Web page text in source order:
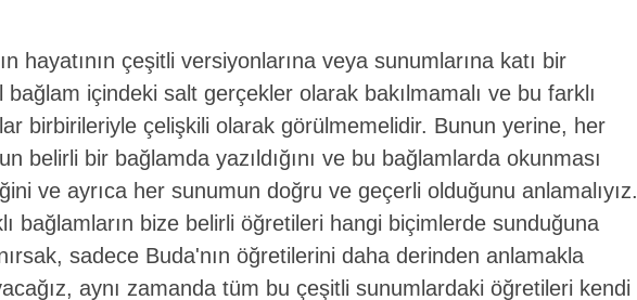
hayatının çeşitli versiyonlarına veya sunumlarına katı bir
bağlam içindeki salt gerçekler olarak bakılmamalı ve bu farklı
birbirileriyle çelişkili olarak görülmemelidir. Bunun yerine, her
belirli bir bağlamda yazıldığını ve bu bağlamlarda okunması
ve ayrıca her sunumun doğru ve geçerli olduğunu anlamalıyız.
bağlamların bize belirli öğretileri hangi biçimlerde sunduğuna
sadece Buda'nın öğretilerini daha derinden anlamakla
aynı zamanda tüm bu çeşitli sunumlardaki öğretileri kendi